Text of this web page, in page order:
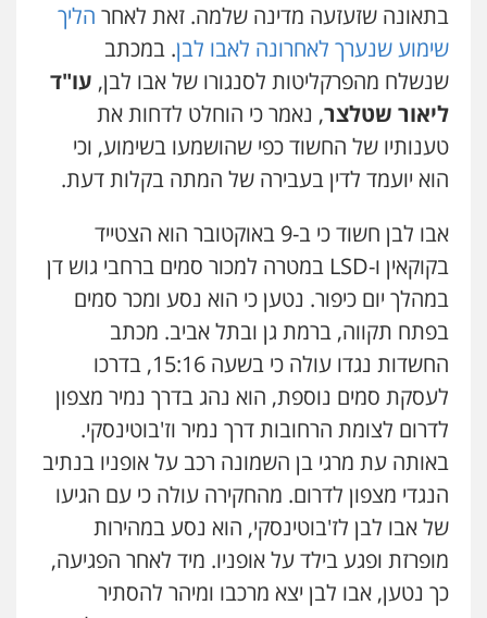
עו"ד שנהב אילון
פלילי פשיעה חמורה חקירות ומעצרים
נוער עורכי דין לענייני אסירים תעבורה
0549475678
עו"ד אורנת קמרון
פלילי תעבורה עורכי דין לענייני אסירים
משפחה
0505417090
עו"ד חמאדה מסרי
תעבורה
0526631970
עו"ד פיני פישלר
פלילי תעבורה מח"ש אזרחי כלכלי
0505234000
בתאונה שזעזעה מדינה שלמה. זאת לאחר הליך
שימוע שנערך לאחרונה לאבו לבן. במכתב
שנשלח מהפרקליטות לסנגורו של אבו לבן, עו"ד
ליאור שטלצר, נאמר כי הוחלט לדחות את
טענותיו של החשוד כפי שהושמעו בשימוע, וכי
הוא יועמד לדין בעבירה של המתה בקלות דעת.
אבו לבן חשוד כי ב-9 באוקטובר הוא הצטייד
בקוקאין ו-LSD במטרה למכור סמים ברחבי גוש דן
במהלך יום כיפור. נטען כי הוא נסע ומכר סמים
בפתח תקווה, ברמת גן ובתל אביב. מכתב
החשדות נגדו עולה כי בשעה 15:16, בדרכו
לעסקת סמים נוספת, הוא נהג בדרך נמיר מצפון
לדרום לצומת הרחובות דרך נמיר וז'בוטינסקי.
באותה עת מרגי בן השמונה רכב על אופניו בנתיב
הנגדי מצפון לדרום. מהחקירה עולה כי עם הגיעו
של אבו לבן לז'בוטינסקי, הוא נסע במהירות
מופרזת ופגע בילד על אופניו. מיד לאחר הפגיעה,
כך נטען, אבו לבן יצא מרכבו ומיהר להסתיר